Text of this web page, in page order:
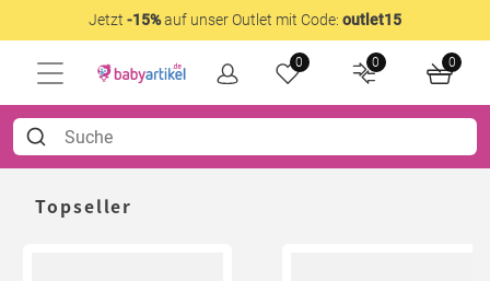
Jetzt -15%auf unser Outlet mit Code: outlet15
0 0 0
Topseller